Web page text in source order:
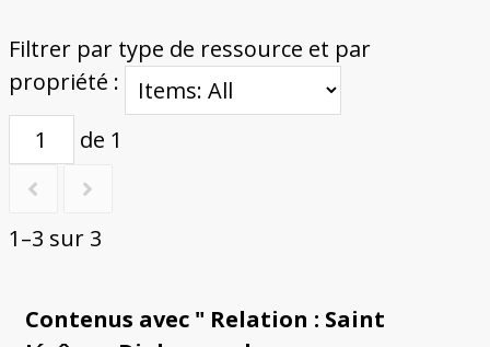
Filtrer par type de ressource et par
propriété :
de 1
1–3 sur 3
Contenus avec " Relation : Saint